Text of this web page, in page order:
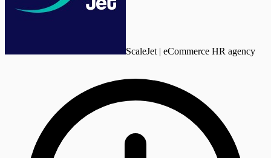
ScaleJet | eCommerce HR agency